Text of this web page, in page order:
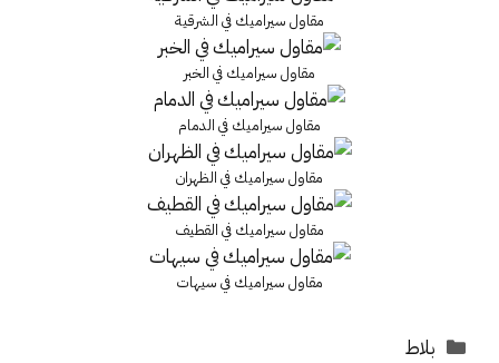
مقاول سيراميك في الشرقية
مقاول سيراميك في الخبر
مقاول سيراميك في الدمام
مقاول سيراميك في الظهران
مقاول سيراميك في القطيف
مقاول سيراميك في سيهات
التصنيفات
بلاط